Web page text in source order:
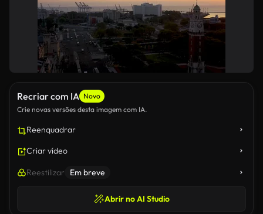
Recriar com IA Novo
Crie novas versões desta imagem com IA.
Reenquadrar
Criar vídeo
Reestilizar Em breve
Abrir no AI Studio